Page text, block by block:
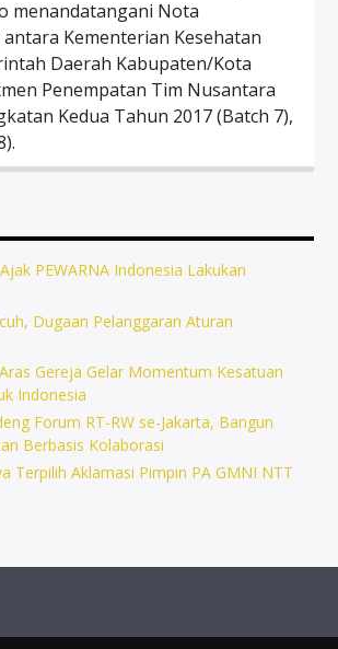
menandatangani Nota
antara Kementerian Kesehatan
Daerah Kabupaten/Kota
Penempatan Tim Nusantara
Kedua Tahun 2017 (Batch 7),
PEWARNA Indonesia Lakukan
Dugaan Pelanggaran Aturan
Gereja Gelar Momentum Kesatuan
Indonesia
Forum RT-RW se-Jakarta, Bangun
Berbasis Kolaborasi
Terpilih Aklamasi Pimpin PA GMNI NTT